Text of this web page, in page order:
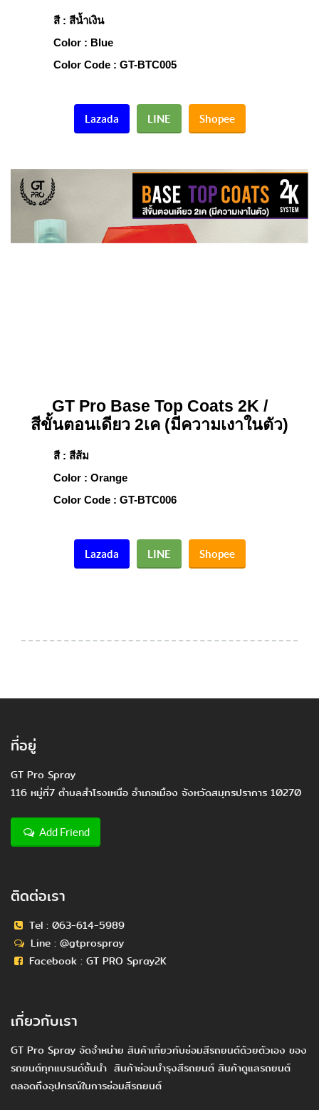
สี : สีน้ำเงิน
Color : Blue
Color Code : GT-BTC005
Lazada LINE Shopee
GT Pro Base Top Coats 2K /
สีขั้นตอนเดียว 2เค (มีความเงาในตัว)
สี : สีส้ม
Color : Orange
Color Code : GT-BTC006
Lazada LINE Shopee
ที่อยู่
GT Pro Spray
116 หมู่ที่7 ตำบลสำโรงเหนือ อำเภอเมือง จังหวัดสมุทรปราการ 10270
Add Friend
ติดต่อเรา
Tel : 063-614-5989
Line : @gtprospray
Facebook : GT PRO Spray2K
เกี่ยวกับเรา
GT Pro Spray จัดจำหน่าย สินค้าเกี่ยวกับซ่อมสีรถยนต์ด้วยตัวเอง ของ
รถยนต์ทุกแบรนด์ชั้นนำ สินค้าซ่อมบำรุงสีรถยนต์ สินค้าดูแลรถยนต์
ตลอดถึงอุปกรณ์ในการซ่อมสีรถยนต์